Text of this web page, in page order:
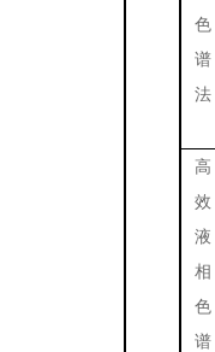
色
谱
法
高
效
液
相
色
谱